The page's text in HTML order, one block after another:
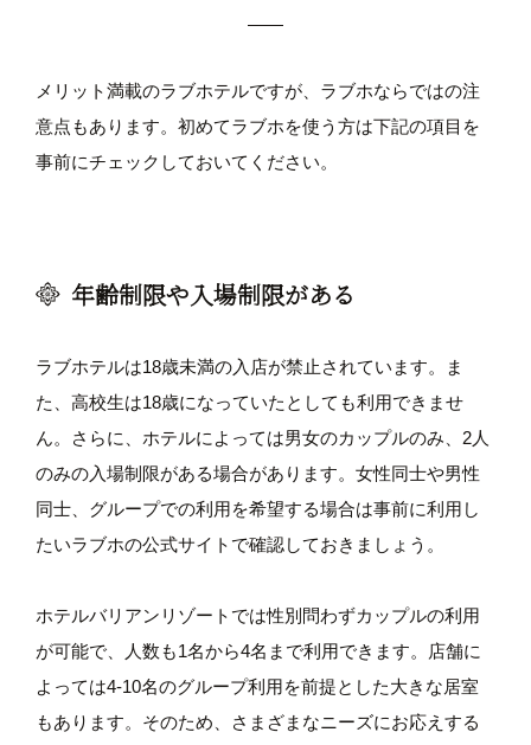
メリット満載のラブホテルですが、ラブホならではの注
意点もあります。初めてラブホを使う方は下記の項目を
事前にチェックしておいてください。
年齢制限や入場制限がある
ラブホテルは18歳未満の入店が禁止されています。ま
た、高校生は18歳になっていたとしても利用できませ
ん。さらに、ホテルによっては男女のカップルのみ、2人
のみの入場制限がある場合があります。女性同士や男性
同士、グループでの利用を希望する場合は事前に利用し
たいラブホの公式サイトで確認しておきましょう。
ホテルバリアンリゾートでは性別問わずカップルの利用
が可能で、人数も1名から4名まで利用できます。店舗に
よっては4-10名のグループ利用を前提とした大きな居室
もあります。そのため、さまざまなニーズにお応えする